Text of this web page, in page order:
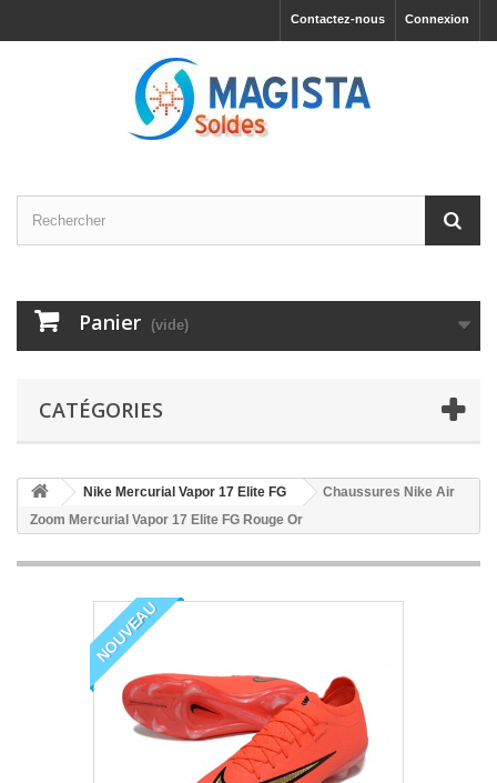
Connexion
Contactez-nous
Panier (vide)
CATÉGORIES
Nike Mercurial Vapor 17 Elite FG
Chaussures Nike Air
Zoom Mercurial Vapor 17 Elite FG Rouge Or
NOUVEAU